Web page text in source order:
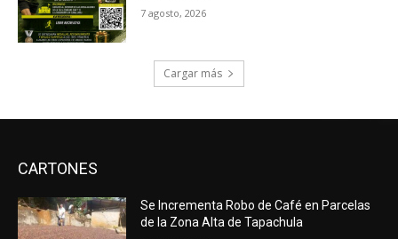
7 agosto, 2026
Cargar más
CARTONES
Se Incrementa Robo de Café en Parcelas
de la Zona Alta de Tapachula